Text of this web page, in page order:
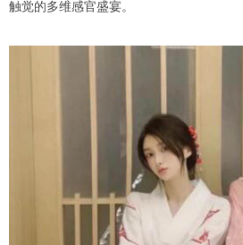
触觉的多维感官盛宴。